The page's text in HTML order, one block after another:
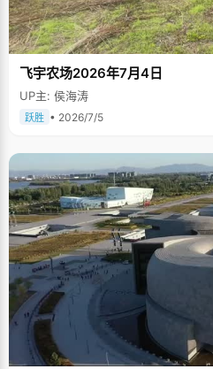
飞宇农场2026年7月4日
UP主: 侯海涛
跃胜 • 2026/7/5